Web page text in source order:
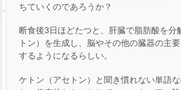
ちていくのであろうか？
断食後3日ほどたつと、肝臓で脂肪酸を分
トン）を生成し、脳やその他の臓器の主
するようになるらしい。
ケトン（アセトン）と聞き慣れない単語